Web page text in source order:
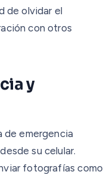
de olvidar el
con otros
y
de emergencia
su celular.
fotografías como